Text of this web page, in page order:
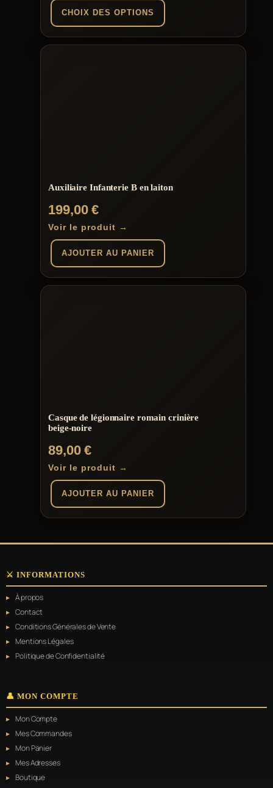
à
CHOIX DES OPTIONS
produit
Auxiliaire Infanterie B en laiton
199,00€
Voir le produit →
AJOUTER AU PANIER
Casque de légionnaire romain crinière
beige-noire
89,00€
Voir le produit →
AJOUTER AU PANIER
⚔️ INFORMATIONS
À propos
Contact
Conditions Générales de Vente
Mentions Légales
Politique de Confidentialité
👤 MON COMPTE
Mon Compte
Mes Commandes
Mon Panier
Mes Adresses
Boutique